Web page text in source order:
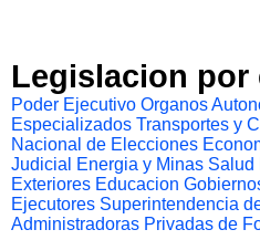
Legislacion por
Poder Ejecutivo Organos
Especializados Transportes y
Nacional de Elecciones
Judicial
Energia y Minas Salud
Exteriores Educacion
Ejecutores Superintendencia
Administradoras Privadas de